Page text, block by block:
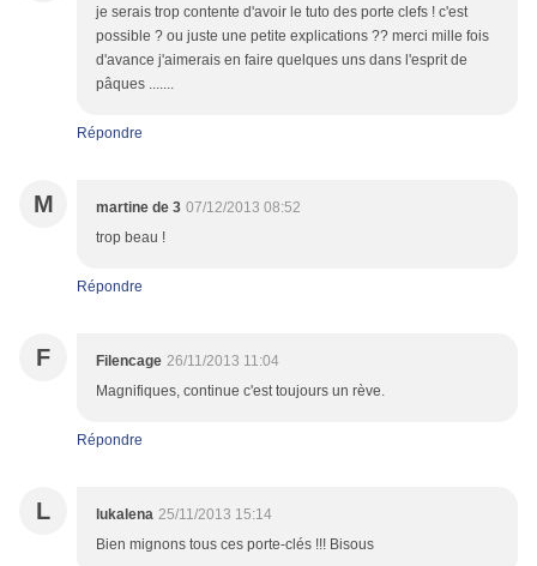
je serais trop contente d'avoir le tuto des porte clefs ! c'est
possible ? ou juste une petite explications ?? merci mille fois
d'avance j'aimerais en faire quelques uns dans l'esprit de
pâques .......
Répondre
M martine de 3 07/12/2013 08:52
trop beau !
Répondre
F Filencage 26/11/2013 11:04
Magnifiques, continue c'est toujours un rève.
Répondre
L lukalena 25/11/2013 15:14
Bien mignons tous ces porte-clés !!! Bisous